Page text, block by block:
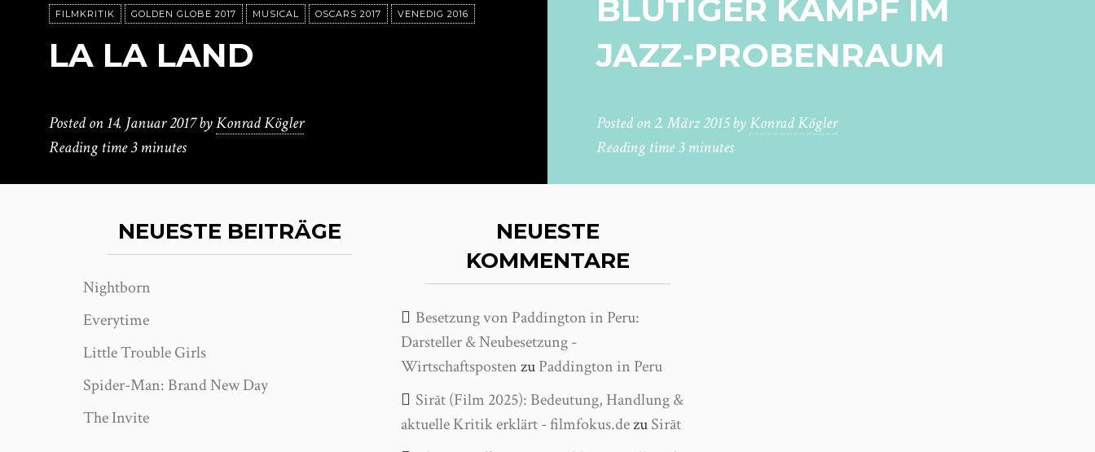
FILMKRITIK GOLDEN GLOBE 2017 MUSICAL OSCARS 2017 VENEDIG 2016
LA LA LAND
Posted on14. Januar 2017byKonrad Kögler
Reading time3 minutes
BLUTIGER KAMPF IM
JAZZ-PROBENRAUM
Posted on2. März 2015byKonrad Kögler
Reading time3 minutes
NEUESTE BEITRÄGE
Nightborn
Everytime
Little Trouble Girls
Spider-Man: Brand New Day
The Invite
NEUESTE
KOMMENTARE
Besetzung von Paddington in Peru:
Darsteller & Neubesetzung -
WirtschaftspostenzuPaddington in Peru
Sirāt (Film 2025): Bedeutung, Handlung &
aktuelle Kritik erklärt - filmfokus.dezuSirāt